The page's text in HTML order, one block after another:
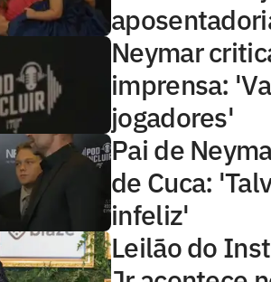
Neymar
imprensa:
jogadores'
Pai de
de Cuca:
infeliz'
Leilão do